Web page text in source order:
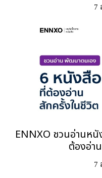
7
ENNXO ชวนอ่านห
ต้องอ่า
7